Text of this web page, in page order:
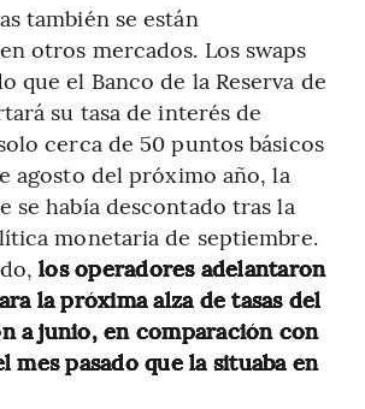
también se están
otros mercados. Los swaps
que el Banco de la Reserva de
su tasa de interés de
cerca de 50 puntos básicos
agosto del próximo año, la
se había descontado tras la
monetaria de septiembre.
los operadores adelantaron
la próxima alza de tasas del
a junio, en comparación con
mes pasado que la situaba en